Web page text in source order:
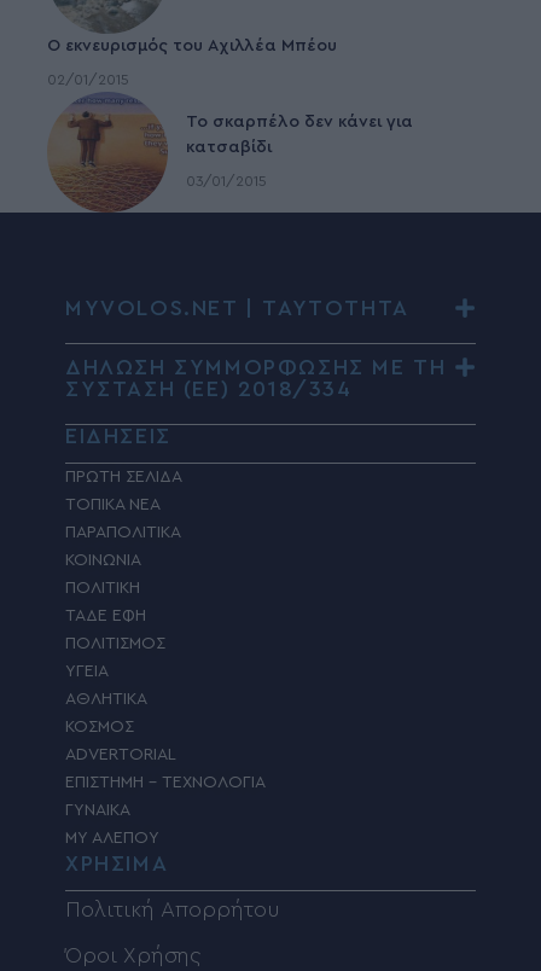
Ο εκνευρισμός του Αχιλλέα Μπέου
02/01/2015
To σκαρπέλο δεν κάνει για
κατσαβίδι
03/01/2015
MYVOLOS.NET | ΤΑΥΤΟΤΗΤΑ
ΔΗΛΩΣΗ ΣΥΜΜΟΡΦΩΣΗΣ ΜΕ ΤΗ
ΣΥΣΤΑΣΗ (ΕΕ) 2018/334
ΕΙΔΗΣΕΙΣ
ΠΡΩΤΗ ΣΕΛΙΔΑ
ΤΟΠΙΚΑ ΝΕΑ
ΠΑΡΑΠΟΛΙΤΙΚΑ
ΚΟΙΝΩΝΙΑ
ΠΟΛΙΤΙΚΗ
ΤΑΔΕ ΕΦΗ
ΠΟΛΙΤΙΣΜΟΣ
ΥΓΕΙΑ
ΑΘΛΗΤΙΚΑ
ΚΟΣΜΟΣ
ADVERTORIAL
ΕΠΙΣΤΗΜΗ – ΤΕΧΝΟΛΟΓΙΑ
ΓΥΝΑΙΚΑ
MY ΑΛΕΠΟΥ
ΧΡΗΣΙΜΑ
Πολιτική Απορρήτου
Όροι Χρήσης